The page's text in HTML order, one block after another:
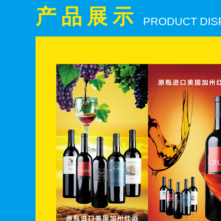
产品展示 PRODUCT